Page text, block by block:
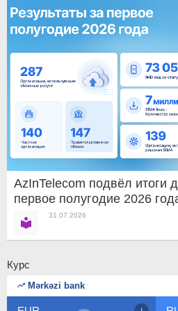
AzInTelecom подвёл итоги
первое полугодие 2026
31.07.2026
Курс
Mərkəzi bank